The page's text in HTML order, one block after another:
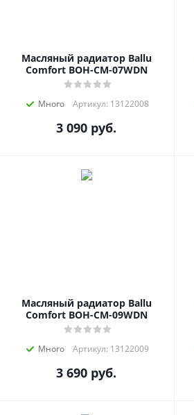
Масляный радиатор Ballu
Comfort BOH-CM-07WDN
Много Артикул: 13122008
3 090 руб.
Масляный радиатор Ballu
Comfort BOH-CM-09WDN
Много Артикул: 13122009
3 690 руб.